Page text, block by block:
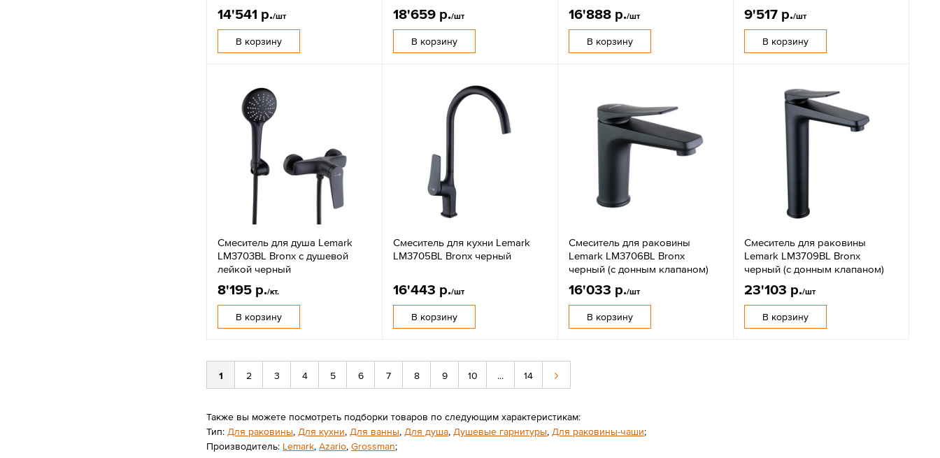
14'541 р./шт
В корзину
18'659 р./шт
В корзину
16'888 р./шт
В корзину
9'517 р./шт
В корзину
Смеситель для душа Lemark
LM3703BL Bronx с душевой
лейкой черный
8'195 р./кт.
В корзину
Смеситель для кухни Lemark
LM3705BL Bronx черный
16'443 р./шт
В корзину
Смеситель для раковины
Lemark LM3706BL Bronx
черный (с донным клапаном)
16'033 р./шт
В корзину
Смеситель для раковины
Lemark LM3709BL Bronx
черный (с донным клапаном)
23'103 р./шт
В корзину
1 2 3 4 5 6 7 8 9 10 ... 14
Также вы можете посмотреть подборки товаров по следующим характеристикам:
Тип: Для раковины, Для кухни, Для ванны, Для душа, Душевые гарнитуры, Для раковины-чаши;
Производитель: Lemark,Azario,Grossman;